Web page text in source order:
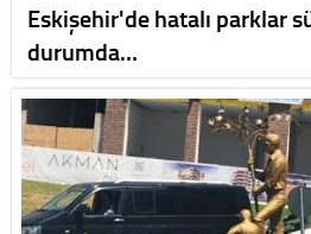
Eskişehir'de hatalı parklar
durumda…